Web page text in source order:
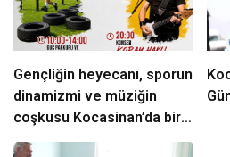
Gençliğin heyecanı, sporun
dinamizmi ve müziğin
coşkusu Kocasinan’da bir
araya geliyor!